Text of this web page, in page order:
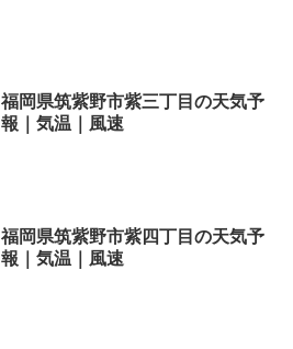
福岡県筑紫野市紫三丁目の天気予
報｜気温｜風速
福岡県筑紫野市紫四丁目の天気予
報｜気温｜風速